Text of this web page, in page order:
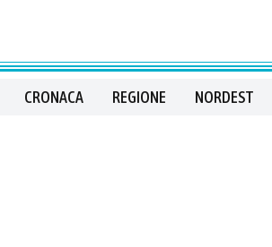
CRONACA REGIONE NORDEST